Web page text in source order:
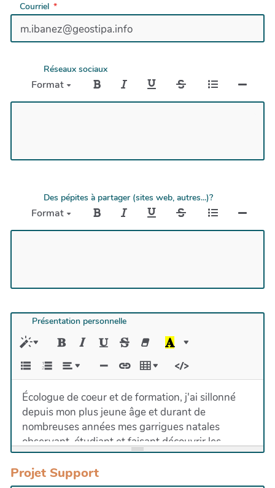
Courriel
Réseaux sociaux
Format
Des pépites à partager (sites web, autres...)?
Format
Présentation personnelle
Écologue de coeur et de formation, j'ai sillonné
depuis mon plus jeune âge et durant de
nombreuses années mes garrigues natales
observant, étudiant et faisant découvrir les
oiseaux multicolores et les folles adaptations de la
faune et la flore aux rudes conditions
Projet Support